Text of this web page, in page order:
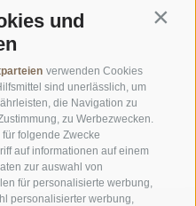
und
verwenden Cookies
sind unerlässlich, um
die Navigation zu
zu Werbezwecken.
folgende Zwecke
auf informationen auf einem
zur auswahl von
für personalisierte werbung,
personalisierter werbung,